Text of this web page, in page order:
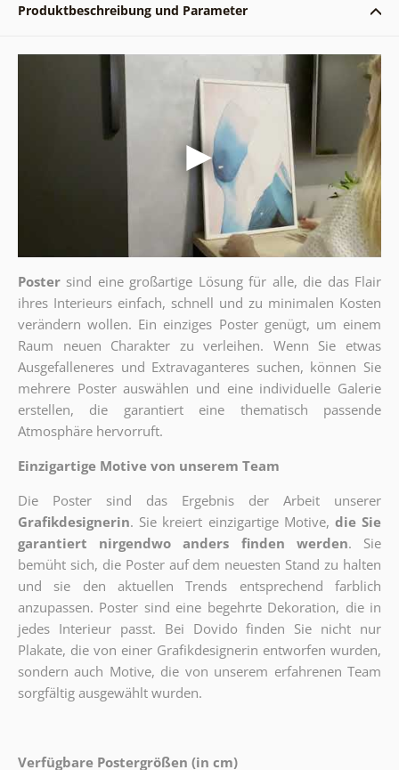
Produktbeschreibung und Parameter
Poster sind eine großartige Lösung für alle, die das Flair
ihres Interieurs einfach, schnell und zu minimalen Kosten
verändern wollen. Ein einziges Poster genügt, um einem
Raum neuen Charakter zu verleihen. Wenn Sie etwas
Ausgefalleneres und Extravaganteres suchen, können Sie
mehrere Poster auswählen und eine individuelle Galerie
erstellen, die garantiert eine thematisch passende
Atmosphäre hervorruft.
Einzigartige Motive von unserem Team
Die Poster sind das Ergebnis der Arbeit unserer
Grafikdesignerin. Sie kreiert einzigartige Motive, die Sie
garantiert nirgendwo anders finden werden. Sie
bemüht sich, die Poster auf dem neuesten Stand zu halten
und sie den aktuellen Trends entsprechend farblich
anzupassen. Poster sind eine begehrte Dekoration, die in
jedes Interieur passt. Bei Dovido finden Sie nicht nur
Plakate, die von einer Grafikdesignerin entworfen wurden,
sondern auch Motive, die von unserem erfahrenen Team
sorgfältig ausgewählt wurden.
Verfügbare Postergrößen (in cm)